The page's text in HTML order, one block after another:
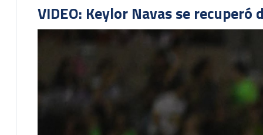
VIDEO: Keylor Navas se